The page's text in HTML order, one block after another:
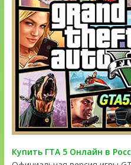
Купить ГТА 5 Онлайн в